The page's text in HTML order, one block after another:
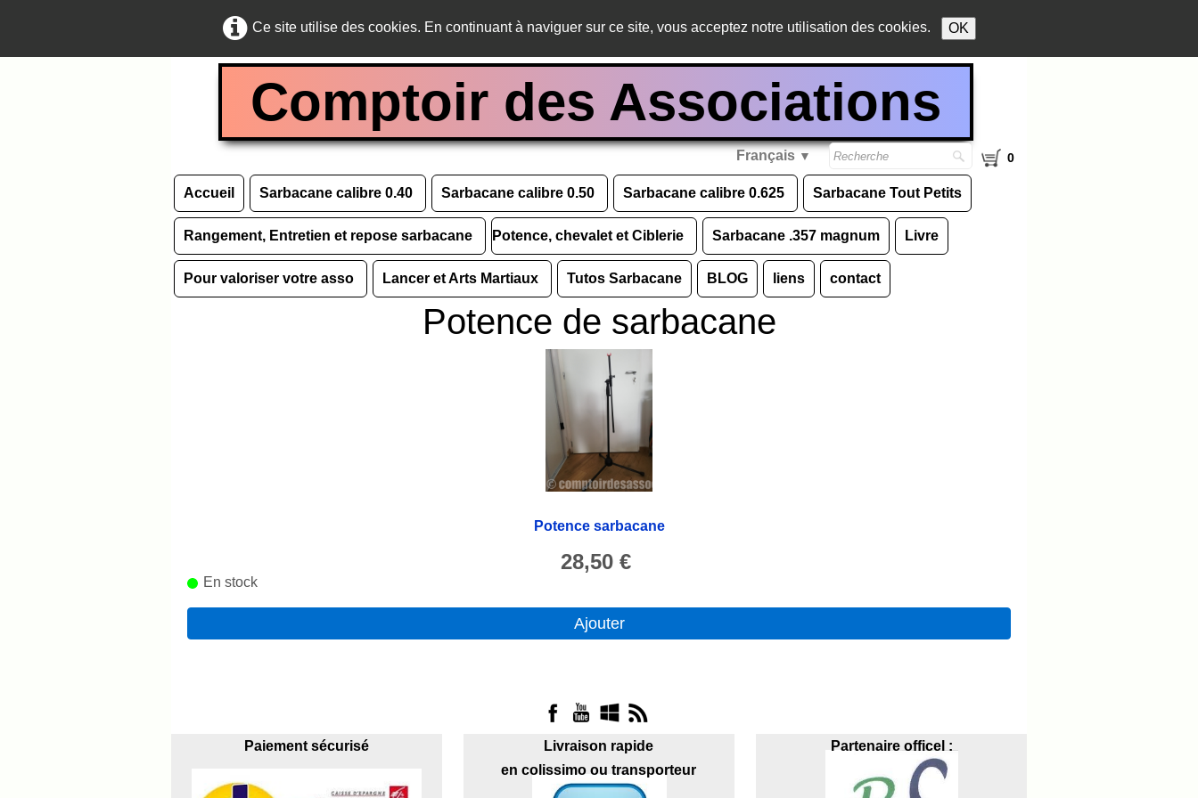
Ce site utilise des cookies. En continuant à naviguer sur ce site, vous acceptez notre utilisation des cookies. OK
Comptoir des Associations
Français ▼ 0
Accueil Sarbacane calibre 0.40 Sarbacane calibre 0.50 Sarbacane calibre 0.625 Sarbacane Tout Petits
Rangement, Entretien et repose sarbacane Potence, chevalet et Ciblerie Sarbacane .357 magnum Livre
Pour valoriser votre asso Lancer et Arts Martiaux Tutos Sarbacane BLOG liens contact
Potence de sarbacane
Potence sarbacane
28,50 €
En stock
Ajouter
Paiement sécurisé
Livraison rapide
en colissimo ou transporteur
Partenaire officel :